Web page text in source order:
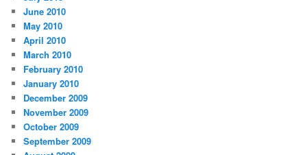
June 2010
May 2010
April 2010
March 2010
February 2010
January 2010
December 2009
November 2009
October 2009
September 2009